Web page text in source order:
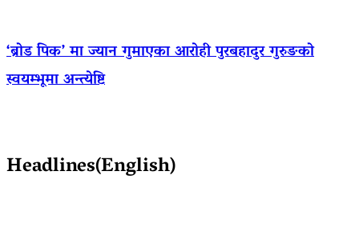
‘ब्रोड पिक’ मा ज्यान गुमाएका आराेही पुरबहादुर गुरुङको
स्वयम्भूमा अन्त्येष्टि
Headlines(English)